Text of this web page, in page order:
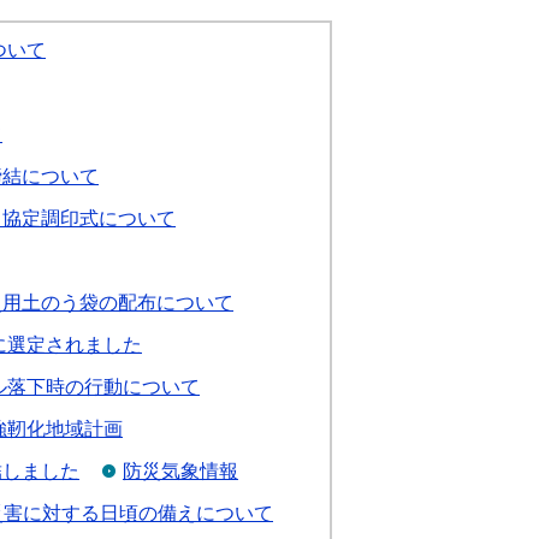
いて
について
定調印式について
土のう袋の配布について
定されました
落下時の行動について
靭化地域計画
ました 防災気象情報
害に対する日頃の備えについて